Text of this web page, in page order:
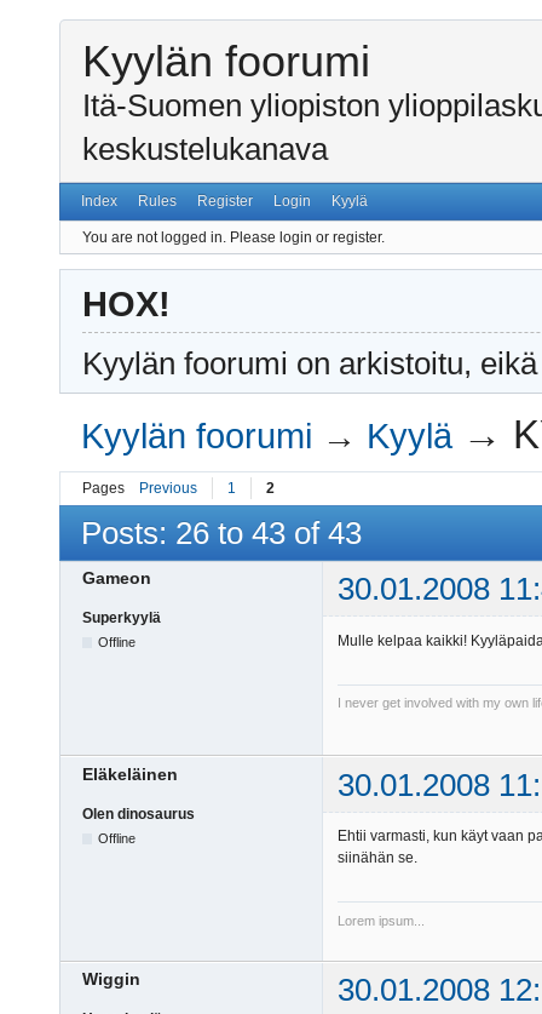
Kyylän foorumi
Itä-Suomen yliopiston
keskustelukanava
Index Rules Register Login Kyylä
You are not logged in. Please login or register.
HOX!
Kyylän foorumi on arkistoitu,
Kyylän foorumi → Kyylä →
Pages Previous 1 2
Posts: 26 to 43 of 43
Gameon 30.01.2008
Superkyylä
Offline Mulle kelpaa kaikki!
I never get involved with my own
Eläkeläinen 30.01.2008
Olen dinosaurus
Offline
Ehtii varmasti, kun käyt vaan
siinähän se.
Lorem ipsum...
Wiggin 30.01.2008